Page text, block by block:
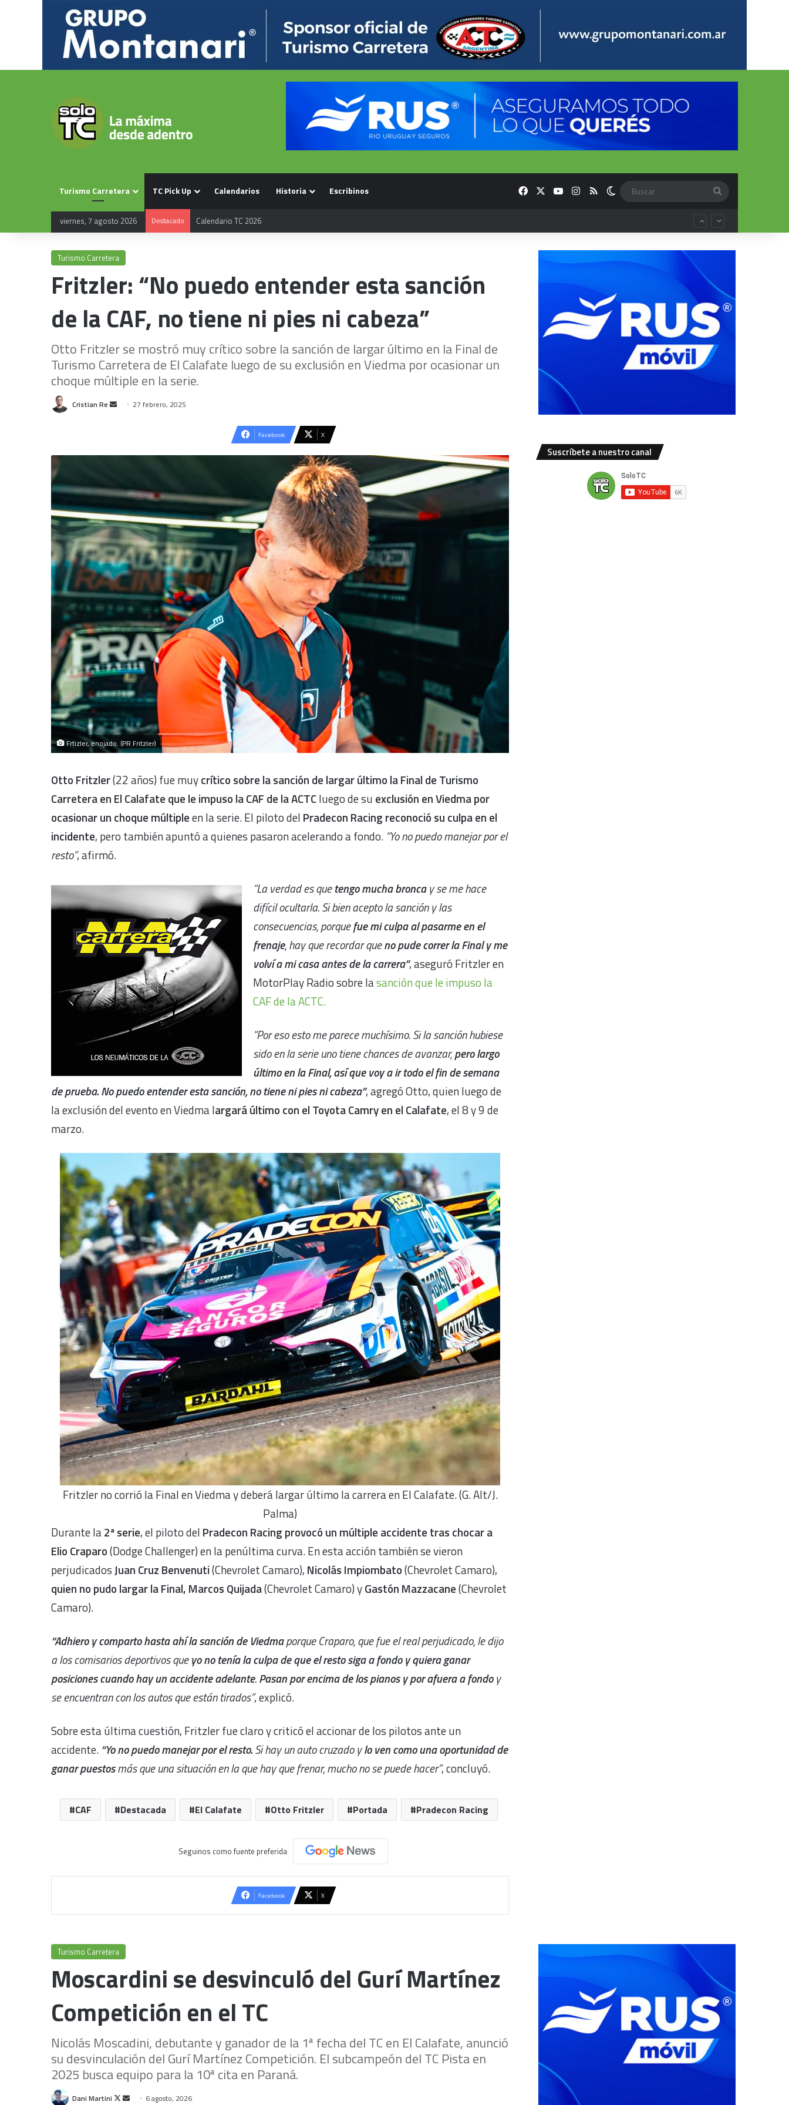
Turismo Carretera TC Pick Up Calendarios Historia Escribinos FacebookYouTubeInstagram
RSS Switch skin
viernes, 7 agosto 2026 Destacado Calendario TC 2026
Turismo Carretera
Fritzler: “No puedo entender esta sanción
de la CAF, no tiene ni pies ni cabeza”
Otto Fritzler se mostró muy crítico sobre la sanción de largar último en la Final de
Turismo Carretera de El Calafate luego de su exclusión en Viedma por ocasionar un
choque múltiple en la serie.
Cristian Re
Send 27 febrero, 2025
Facebook X
Frtizler, enojado. (PR Fritzler)
Otto Fritzler(22 años) fue muycrítico sobre la sanción de largar último la Final de Turismo
Carretera en El Calafate que le impuso la CAF de la ACTCluego de su exclusión en Viedma por
ocasionar un choque múltipleen la serie. El piloto del Pradecon Racing reconoció su culpa en el
incidente, pero también apuntó a quienes pasaron acelerando a fondo. “Yo no puedo manejar por el
resto”, afirmó.
“La verdad es quetengo mucha broncay se me hace
difícil ocultarla. Si bien acepto la sanción y las
consecuencias, porquefue mi culpa al pasarme en el
frenaje, hay que recordar queno pude correr la Final y me
volví a mi casa antes de la carrera”, aseguró Fritzler en
MotorPlay Radio sobre lasanción que le impuso la
CAF de la ACTC.
“Por eso esto me parece muchísimo. Si la sanción hubiese
sido en la serie uno tiene chances de avanzar,perolargo
último en la Final, así que voy a ir todo el fin de semana
de prueba. No puedo entender esta sanción, no tiene ni pies ni cabeza”, agregó Otto, quien luego de
la exclusión del evento en Viedma largará último con el Toyota Camry en el Calafate, el 8 y 9 de
marzo.
Fritzler no corrió la Final en Viedma y deberá largar último la carrera en El Calafate. (G. Alt/J.
Palma)
Durante la2ª serie, el piloto del Pradecon Racing provocó un múltiple accidente tras chocar a
Elio Craparo(Dodge Challenger) en la penúltima curva. En esta acción también se vieron
perjudicadosJuan Cruz Benvenuti(Chevrolet Camaro), Nicolás Impiombato(Chevrolet Camaro),
quien no pudo largar la Final, Marcos Quijada(Chevrolet Camaro) yGastón Mazzacane(Chevrolet
Camaro).
“Adhiero y comparto hasta ahí la sanción de Viedmaporque Craparo, que fue el real perjudicado, le dijo
a los comisarios deportivos queyo no tenía la culpa de que el resto siga a fondo y quiera ganar
posiciones cuando hay un accidente adelante.Pasan por encima de los pianos y por afuera a fondoy
se encuentran con los autos que están tirados”, explicó.
Sobre esta última cuestión, Fritzler fue claro y criticó el accionar de los pilotos ante un
accidente. “Yo no puedo manejar por el resto.Si hay un auto cruzado ylo ven como una oportunidad de
ganar puestosmás que una situación en la que hay que frenar, mucho no se puede hacer”, concluyó.
CAF Destacada El Calafate Otto Fritzler Portada Pradecon Racing
Seguinos como fuente preferida
Facebook X
Suscríbete a nuestro canal